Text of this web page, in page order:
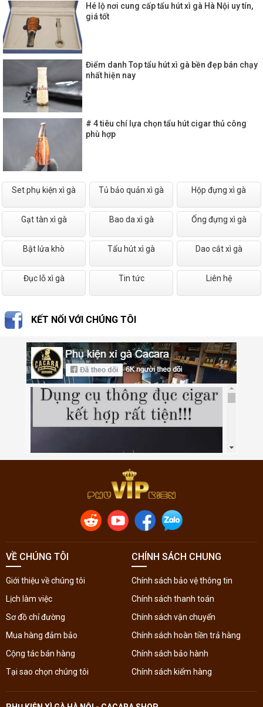
Hé lộ nơi cung cấp tẩu hút xì gà Hà Nội uy tín,
giá tốt
Điểm danh Top tẩu hút xì gà bền đẹp bán chạy
nhất hiện nay
# 4 tiêu chí lựa chọn tẩu hút cigar thủ công
phù hợp
Set phụ kiện xì gà Tủ bảo quản xì gà Hộp đựng xì gà
Gạt tàn xì gà Bao da xì gà Ống đựng xì gà
Bật lửa khò Tẩu hút xì gà Dao cắt xì gà
Đục lỗ xì gà Tin tức Liên hệ
KẾT NỐI VỚI CHÚNG TÔI
VỀ CHÚNG TÔI
Giới thiệu về chúng tôi
Lịch làm việc
Sơ đồ chỉ đường
Mua hàng đảm bảo
Cộng tác bán hàng
Tại sao chọn chúng tôi
CHÍNH SÁCH CHUNG
Chính sách bảo vệ thông tin
Chính sách thanh toán
Chính sách vận chuyển
Chính sách hoàn tiền trả hàng
Chính sách bảo hành
Chính sách kiểm hàng